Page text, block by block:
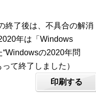
終了後は、不具合の解消
年は「Windows
の2020年問
て終了しました）
印刷する